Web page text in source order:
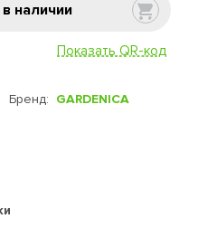
в наличии
Показать QR-код
Бренд: GARDENICA